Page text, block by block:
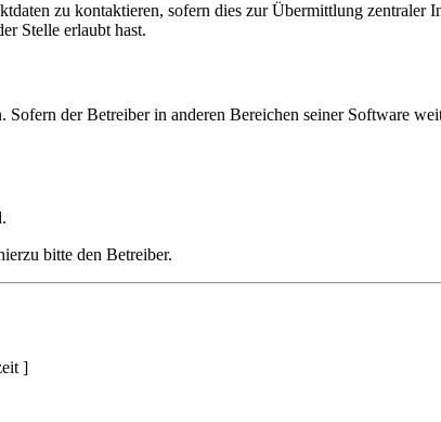
zu kontaktieren, sofern dies zur Übermittlung
Stelle erlaubt hast.
der Betreiber in anderen Bereichen seiner Software
bitte den Betreiber.
]